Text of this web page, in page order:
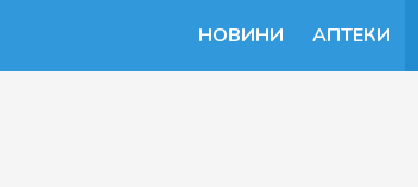
НОВИНИ АПТЕКИ